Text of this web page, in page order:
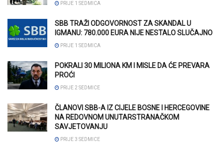
PRIJE 1 SEDMICA
SBB TRAŽI ODGOVORNOST ZA SKANDAL U
IGMANU: 780.000 EURA NIJE NESTALO SLUČAJNO
PRIJE 1 SEDMICA
POKRALI 30 MILIONA KM I MISLE DA ĆE PREVARA
PROĆI
PRIJE 2 SEDMICE
ČLANOVI SBB-A IZ CIJELE BOSNE I HERCEGOVINE
NA REDOVNOM UNUTARSTRANAČKOM
SAVJETOVANJU
PRIJE 3 SEDMICE